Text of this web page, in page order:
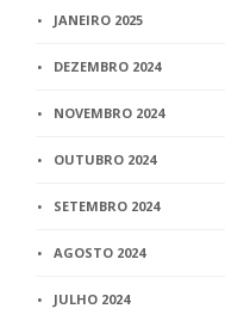
JANEIRO 2025
DEZEMBRO 2024
NOVEMBRO 2024
OUTUBRO 2024
SETEMBRO 2024
AGOSTO 2024
JULHO 2024